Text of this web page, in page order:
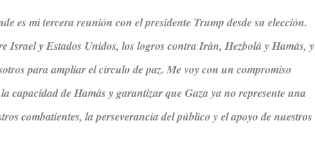
es mi tercera reunión con el presidente Trump desde su elección.
Israel y Estados Unidos, los logros contra Irán, Hezbolá y Hamás, y
para ampliar el círculo de paz. Me voy con un compromiso
capacidad de Hamás y garantizar que Gaza ya no represente una
combatientes, la perseverancia del público y el apoyo de nuestros